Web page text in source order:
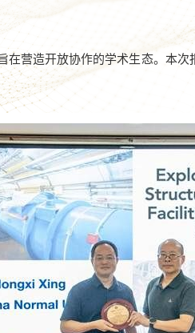
营造开放协作的学术生态。本